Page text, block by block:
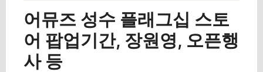
어뮤즈 성수 플래그십 스토
어 팝업기간, 장원영, 오픈행
사 등